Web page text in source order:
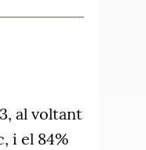
al voltant
i el 84%